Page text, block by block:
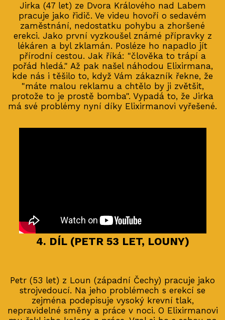
Jirka (47 let) ze Dvora Králového nad Labem
pracuje jako řidič. Ve videu hovoří o sedavém
zaměstnání, nedostatku pohybu a zhoršené
erekci. Jako první vyzkoušel známé přípravky z
lékáren a byl zklamán. Posléze ho napadlo jít
přírodní cestou. Jak říká: "člověka to trápí a
pořád hledá." Až pak našel náhodou Elixirmana,
kde nás i těšilo to, když Vám zákazník řekne, že
"máte malou reklamu a chtělo by ji zvětšit,
protože to je prostě bomba". Vypadá to, že Jirka
má své problémy nyní díky Elixirmanovi vyřešené.
4. DÍL (PETR 53 LET, LOUNY)
Petr (53 let) z Loun (západní Čechy) pracuje jako
strojvedoucí. Na jeho problémech s erekcí se
zejména podepisuje vysoký krevní tlak,
nepravidelné směny a práce v noci. O Elixirmanovi